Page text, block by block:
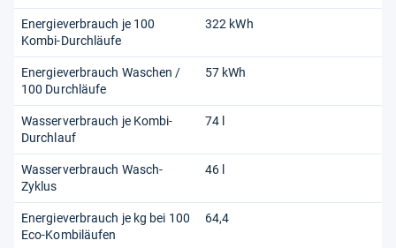
Energieverbrauch je 100
Kombi-Durchläufe
322 kWh
Energieverbrauch Waschen /
100 Durchläufe
57 kWh
Wasserverbrauch je Kombi-
Durchlauf
74 l
Wasserverbrauch Wasch-
Zyklus
46 l
Energieverbrauch je kg bei 100
Eco-Kombiläufen
64,4